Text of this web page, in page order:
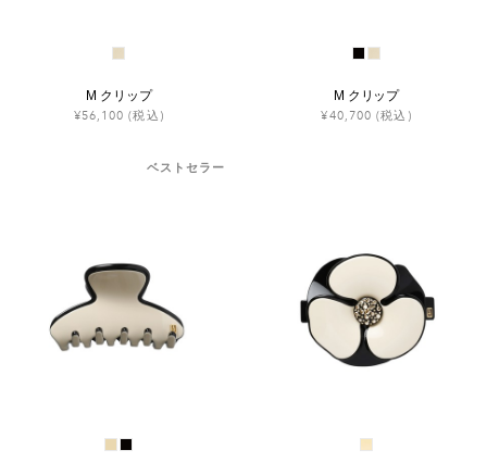
M クリップ
¥56,100 (税込)
M クリップ
¥40,700 (税込)
ベストセラー